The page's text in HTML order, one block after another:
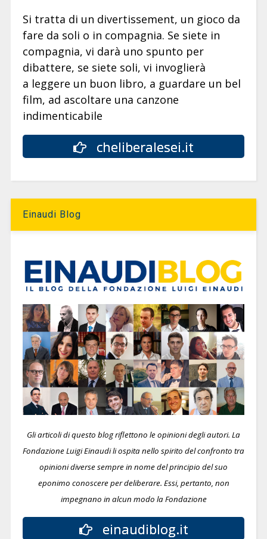
Si tratta di un divertissement, un gioco da
fare da soli o in compagnia. Se siete in
compagnia, vi darà uno spunto per
dibattere, se siete soli, vi invoglierà
a leggere un buon libro, a guardare un bel
film, ad ascoltare una canzone
indimenticabile
cheliberalesei.it
Einaudi Blog
Gli articoli di questo blog riflettono le opinioni degli autori. La
Fondazione Luigi Einaudi li ospita nello spirito del confronto tra
opinioni diverse sempre in nome del principio del suo
eponimo conoscere per deliberare. Essi, pertanto, non
impegnano in alcun modo la Fondazione
einaudiblog.it